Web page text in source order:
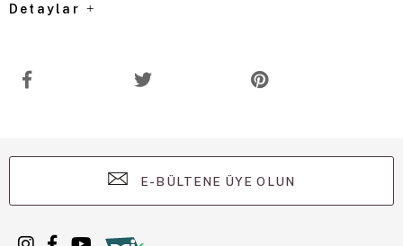
Detaylar
E-BÜLTENE ÜYE OLUN